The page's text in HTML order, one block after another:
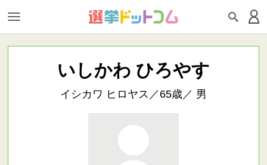
いしかわ ひろやす
イシカワ ヒロヤス／65歳／ 男